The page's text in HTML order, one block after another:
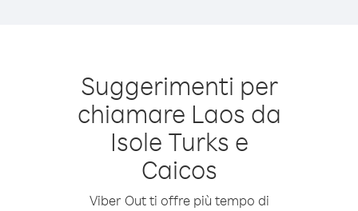
Suggerimenti per
chiamare Laos da
Isole Turks e
Caicos
Viber Out ti offre più tempo di